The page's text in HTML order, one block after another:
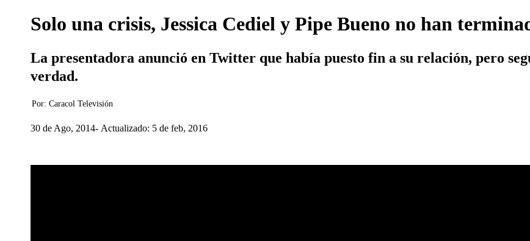
Solo una crisis, Jessica Cediel y Pipe Bueno no han
La presentadora anunció en Twitter que había puesto fin a su relación, pero
verdad.
Por: Caracol Televisión
30 de Ago, 2014 Actualizado: 5 de feb, 2016